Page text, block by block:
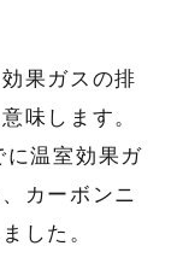
果ガスの排
味します。
温室効果ガ
カーボンニ
した。